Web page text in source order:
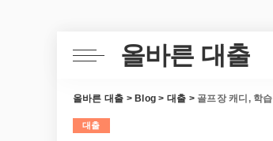
올바른 대출
올바른 대출 > Blog > 대출 > 골프장 캐디, 학
대출